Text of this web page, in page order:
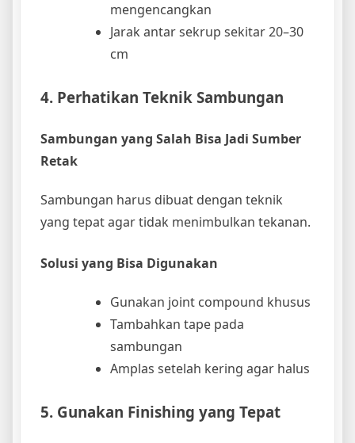
mengencangkan
Jarak antar sekrup sekitar 20–30
cm
4. Perhatikan Teknik Sambungan
Sambungan yang Salah Bisa Jadi Sumber
Retak
Sambungan harus dibuat dengan teknik
yang tepat agar tidak menimbulkan tekanan.
Solusi yang Bisa Digunakan
Gunakan joint compound khusus
Tambahkan tape pada
sambungan
Amplas setelah kering agar halus
5. Gunakan Finishing yang Tepat